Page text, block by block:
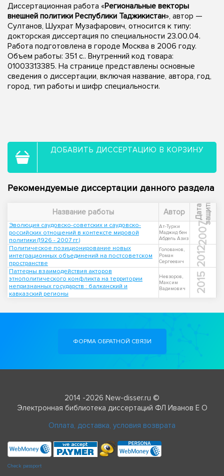
Диссертационная работа «Региональные векторы
внешней политики Республики Таджикистан», автор —
Султанов, Шухрат Музафарович, относится к типу:
докторская диссертация по специальности 23.00.04.
Работа подготовлена в городе Москва в 2006 году.
Объем работы: 351 с.. Внутренний код товара:
01003313385. На странице представлены основные
сведения о диссертации, включая название, автора, год,
город, тип работы и шифр специальности.
ДОБАВИТЬ ДИССЕРТАЦИЮ В КОРЗИНУ
Рекомендуемые диссертации данного раздела
Название работы Автор Д
а
т
а
з
а
щ
и
т ы
Эволюция саудовско-советских и саудовско-
российских отношений в контексте мировой
политики (1926 - 2007 гг.)
Ат-Турки
Маджид бен
Абдель Азиз
2007
Политическое позиционирование новых
интеграционных объединений на постсоветском
пространстве
Голованов,
Роман
Сергеевич
2012
Паттерны взаимодействия акторов
этнополитического конфликта на территории
непризнанных государств : балканский и
кавказский регионы
Невзоров,
Максим
Вадимович
2015
ФОРМА ОБРАТНОЙ СВЯЗИ
2014 -2026 New-disser.ru ©
Электронная библиотека диссертаций ФЛ Иванов Е О
Оплата, доставка, условия возврата
Check passport